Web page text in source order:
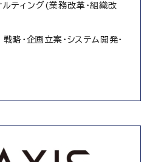
ティング(業務改革・組織改
略・企画立案・システム開発・